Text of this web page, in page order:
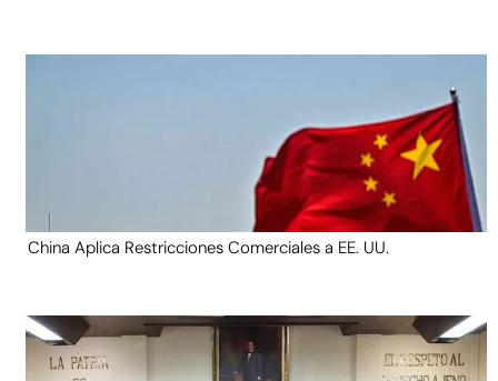
China Aplica Restricciones Comerciales a EE. UU.